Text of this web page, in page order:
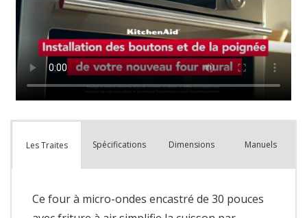
Les Traites Spécifications Dimensions Manuels
Ce four à micro-ondes encastré de 30 pouces